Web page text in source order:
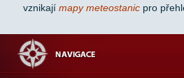
vznikají mapy meteostanic pro